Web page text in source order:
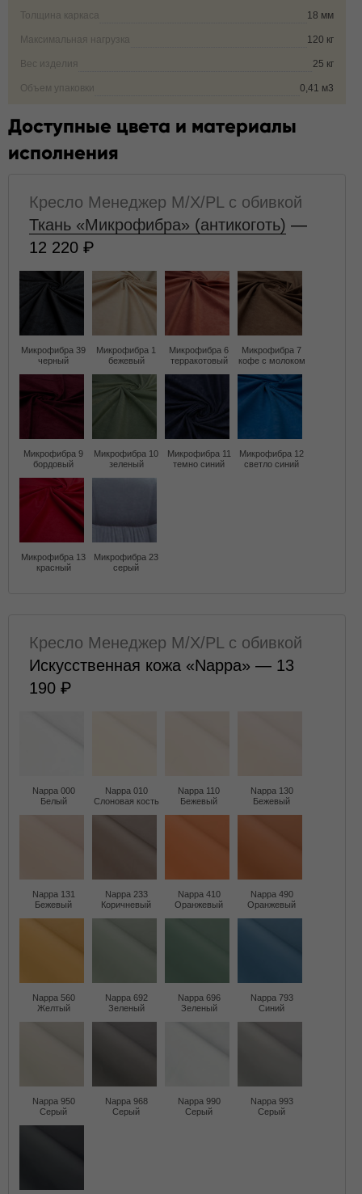
Толщина каркаса 18 мм
Максимальная нагрузка 120 кг
Вес изделия 25 кг
Объем упаковки 0,41 м3
Доступные цвета и материалы
исполнения
Кресло Менеджер M/X/PL с обивкой
Ткань «Микрофибра» (антикоготь) —
12 220
Микрофибра 39
черный
Микрофибра 1
бежевый
Микрофибра 6
терракотовый
Микрофибра 7
кофе с молоком
Микрофибра 9
бордовый
Микрофибра 10
зеленый
Микрофибра 11
темно синий
Микрофибра 12
светло синий
Микрофибра 13
красный
Микрофибра 23
серый
Кресло Менеджер M/X/PL с обивкой
Искусственная кожа «Nappa» — 13
190
Nappa 000
Белый
Nappa 010
Слоновая кость
Nappa 110
Бежевый
Nappa 130
Бежевый
Nappa 131
Бежевый
Nappa 233
Коричневый
Nappa 410
Оранжевый
Nappa 490
Оранжевый
Nappa 560
Желтый
Nappa 692
Зеленый
Nappa 696
Зеленый
Nappa 793
Синий
Nappa 950
Серый
Nappa 968
Серый
Nappa 990
Серый
Nappa 993
Серый